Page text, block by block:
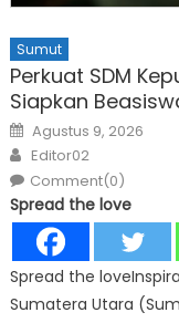
Sumut
Perkuat SDM
Siapkan
Posted
on
Agustus 9, 2026
Author
Editor02
Comment(0)
Spread the love
Spread the
Sumatera Utara